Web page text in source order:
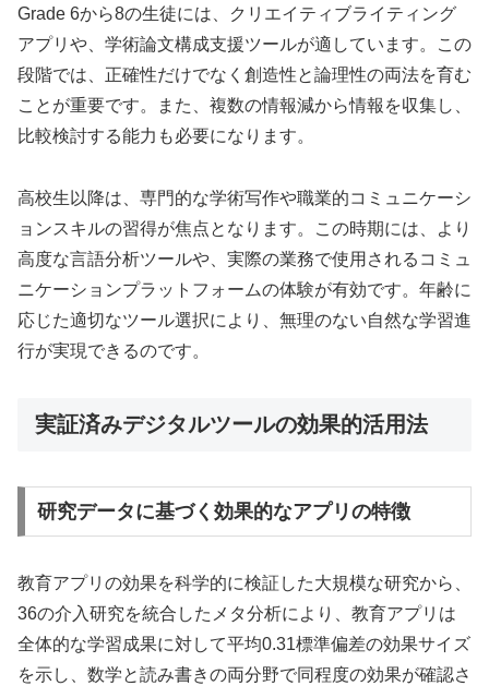
Grade 6から8の生徒には、クリエイティブライティング
アプリや、学術論文構成支援ツールが適しています。この
段階では、正確性だけでなく創造性と論理性の両法を育む
ことが重要です。また、複数の情報減から情報を収集し、
比較検討する能力も必要になります。
高校生以降は、専門的な学術写作や職業的コミュニケーシ
ョンスキルの習得が焦点となります。この時期には、より
高度な言語分析ツールや、実際の業務で使用されるコミュ
ニケーションプラットフォームの体験が有効です。年齢に
応じた適切なツール選択により、無理のない自然な学習進
行が実現できるのです。
実証済みデジタルツールの効果的活用法
研究データに基づく効果的なアプリの特徴
教育アプリの効果を科学的に検証した大規模な研究から、
36の介入研究を統合したメタ分析により、教育アプリは
全体的な学習成果に対して平均0.31標準偏差の効果サイズ
を示し、数学と読み書きの両分野で同程度の効果が確認さ